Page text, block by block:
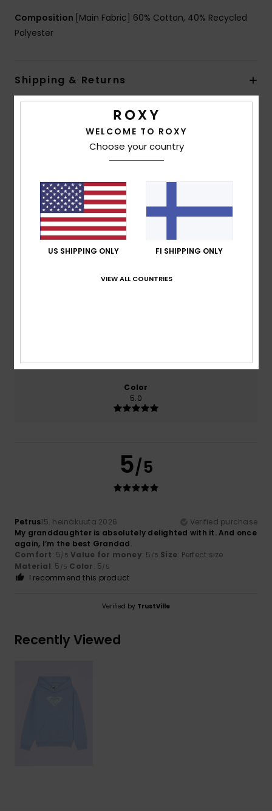
Composition [Main Fabric] 60% Cotton, 40% Recycled
Polyester
Shipping & Returns
Customer Reviews
5.0/5
100% of our customers recommend this product
Color
5.0
5/5
Petrus15. heinäkuuta 2026
Verified purchase
My granddaughter is absolutely delighted with it. And once
again, I’m the best Grandad.
Comfort: 5/5 Value for money: 5 /5 Size: Perfect size
Material: 5 /5 Color: 5/5
I recommend this product
Verified by TrustVille
Recently Viewed
WELCOME TO ROXY
Choose your country
US SHIPPING ONLY FI SHIPPING ONLY
VIEW ALL COUNTRIES